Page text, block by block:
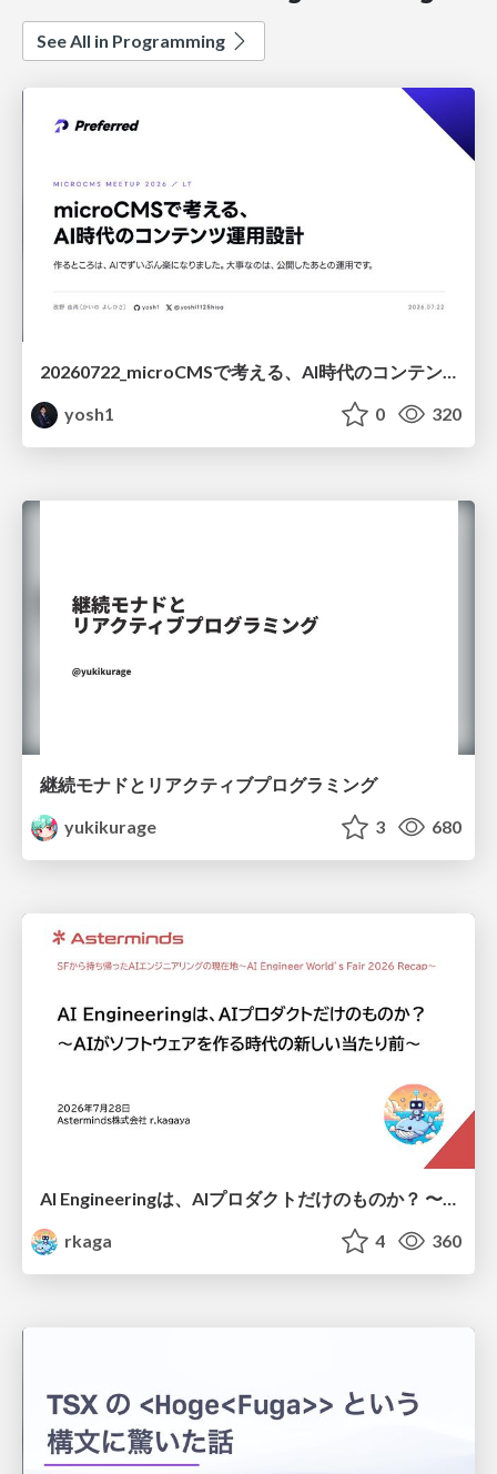
See All in Programming
20260722_microCMSで考える、AI時代のコンテンツ運用設計
yosh1
0 320
継続モナドとリアクティブプログラミング
yukikurage
3 680
rkaga
4 360